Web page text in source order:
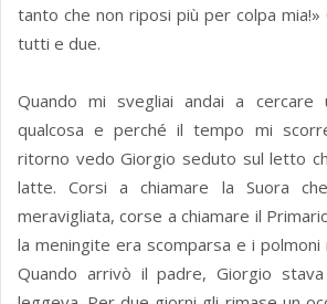
tanto che non riposi più per colpa mia!»
tutti e due.
Quando mi svegliai andai a
qualcosa e perché il tempo mi
ritorno vedo Giorgio seduto sul letto
latte. Corsi a chiamare la Suora
meravigliata, corse a chiamare il
la meningite era scomparsa e i polmoni
Quando arrivò il padre, Giorgio